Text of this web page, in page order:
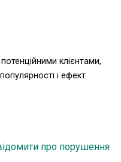
клієнтами,
і ефект
про порушення